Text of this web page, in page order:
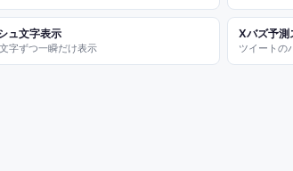
ュ文字表示
字ずつ一瞬だけ表示
Xバズ予測
ツイートの